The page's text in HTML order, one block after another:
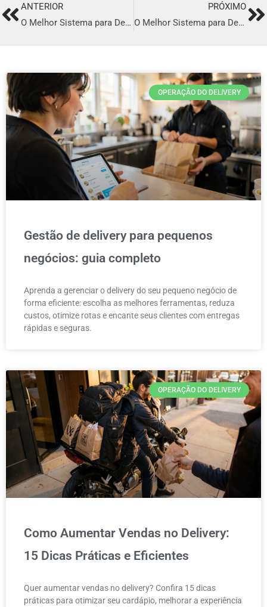
PrevANTERIOR
O Melhor Sistema para Delivery em Açailândia
PRÓXIMO
O Melhor Sistema para Delivery em Coronel Fabriciano
OPERAÇÃO DO DELIVERY
Gestão de delivery para pequenos
negócios: guia completo
Aprenda a gerenciar o delivery do seu pequeno negócio de
forma eficiente: escolha as melhores ferramentas, reduza
custos, otimize rotas e encante seus clientes com entregas
rápidas e seguras.
OPERAÇÃO DO DELIVERY
Como Aumentar Vendas no Delivery:
15 Dicas Práticas e Eficientes
Quer aumentar vendas no delivery? Confira 15 dicas
práticas para otimizar seu cardápio, melhorar a experiência